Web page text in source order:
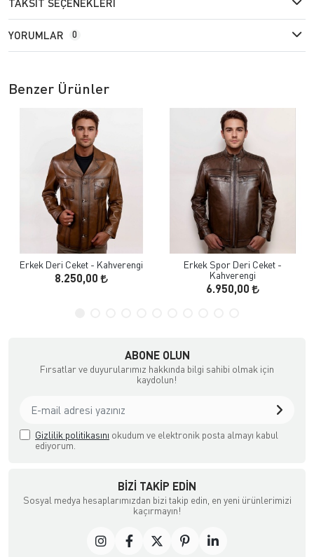
TAKSIT SEÇENEKLERI
YORUMLAR 0
Benzer Ürünler
Erkek Deri Ceket - Kahverengi
8.250,00
Erkek Spor Deri Ceket -
Kahverengi
6.950,00
ABONE OLUN
Fırsatlar ve duyurularımız hakkında bilgi sahibi olmak için
kaydolun!
Gizlilik politikasını okudum ve elektronik posta almayı kabul
ediyorum.
BIZI TAKIP EDIN
Sosyal medya hesaplarımızdan bizi takip edin, en yeni ürünlerimizi
kaçırmayın!